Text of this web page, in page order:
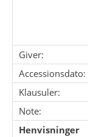
Giver:
Accessionsdato:
Klausuler:
Note:
Henvisninger